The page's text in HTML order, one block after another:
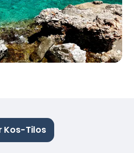
Tilos